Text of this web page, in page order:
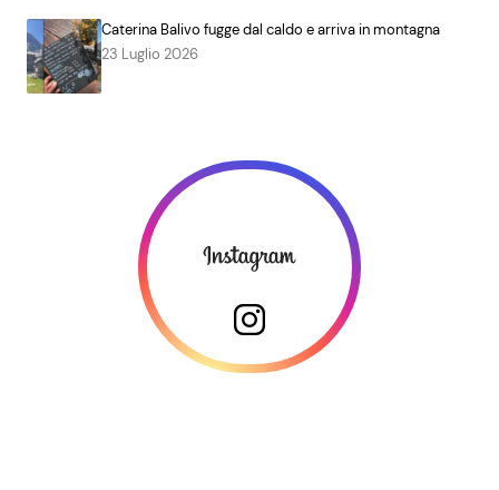
Caterina Balivo fugge dal caldo e arriva in montagna
23 Luglio 2026